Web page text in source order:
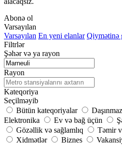
Abonə ol
Varsayılan
Varsayılan En yeni elanlar Qiymətinə
Filtrlər
Şəhər və ya rayon
Rayon
Kateqoriya
Seçilməyib
Bütün kateqoriyalar
Elektronika
Ev və bağ üçün
Gözəllik və sağlamlıq
Təmir
Xidmətlər
Biznes